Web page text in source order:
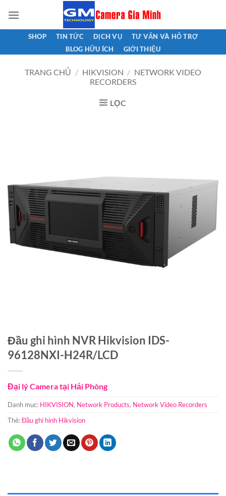
qua
nội
SHOP TIN TỨC DỊCH VỤ
TƯ VẤN VÀ HỖ TRỢ
BLOG HỮU ÍCH
GIỚI THIỆU
TRANG CHỦ / HIKVISION / NETWORK VIDEO
RECORDERS
LỌC
Đầu ghi hình NVR Hikvision IDS-
96128NXI-H24R/LCD
Đại lý Camera tại Hải Phòng
Danh mục: HIKVISION, Network Products, Network Video Recorders
Thẻ:Đầu ghi hình Hikvision